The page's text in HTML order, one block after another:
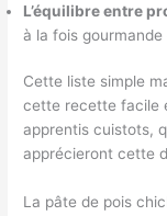
L’équilibre entre
à la fois
Cette liste simple
cette recette facile
apprentis cuistots,
apprécieront cette
La pâte de pois